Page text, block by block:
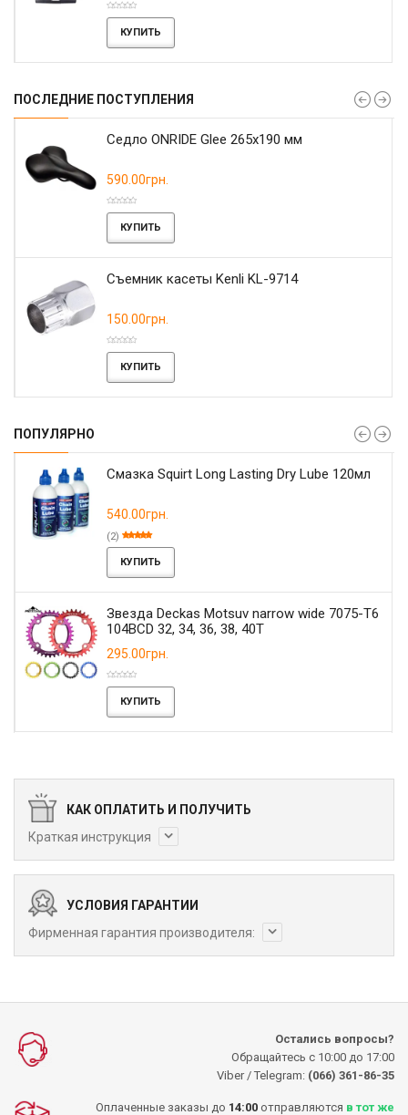
КУПИТЬ
ПОСЛЕДНИЕ ПОСТУПЛЕНИЯ
Седло ONRIDE Glee 265x190 мм
590.00грн.
КУПИТЬ
Съемник касеты Kenli KL-9714
150.00грн.
КУПИТЬ
ПОПУЛЯРНО
Смазка Squirt Long Lasting Dry Lube 120мл
540.00грн.
(2)
КУПИТЬ
Звезда Deckas Motsuv narrow wide 7075-T6
104BCD 32, 34, 36, 38, 40T
295.00грн.
КУПИТЬ
КАК ОПЛАТИТЬ И ПОЛУЧИТЬ
Краткая инструкция
УСЛОВИЯ ГАРАНТИИ
Фирменная гарантия производителя:
Остались вопросы?
Обращайтесь с 10:00 до 17:00
Viber / Telegram: (066) 361-86-35
Оплаченные заказы до 14:00 отправляются в тот же